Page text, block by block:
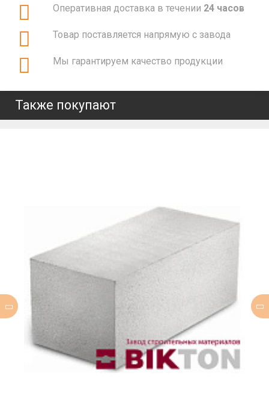
Оперативная доставка в течении 24 часов
Товар поставляется напрямую с завода
Мы гарантируем качество продукции
Также покупают